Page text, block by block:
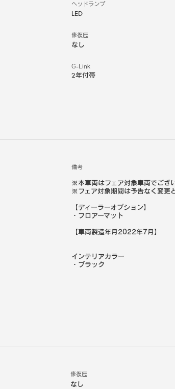
ヘッドランプ
LED
修復歴
なし
G-Link
2年付帯
備考
※本車両はフェア対象車両でござ
※フェア対象期間は予告なく変更
【ディーラーオプション】
・フロアーマット
【車両製造年月2022年7月】
インテリアカラー
・ ブラック
修復歴
なし